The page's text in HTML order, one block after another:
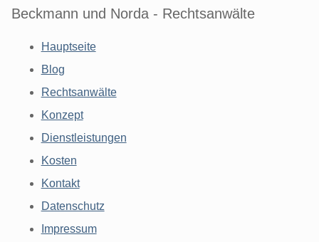
Beckmann und Norda - Rechtsanwälte
Hauptseite
Blog
Rechtsanwälte
Konzept
Dienstleistungen
Kosten
Kontakt
Datenschutz
Impressum